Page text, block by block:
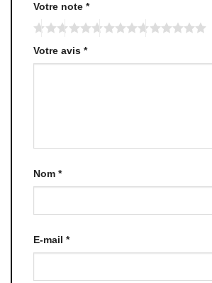
Votre note *
Votre avis *
Nom *
E-mail *